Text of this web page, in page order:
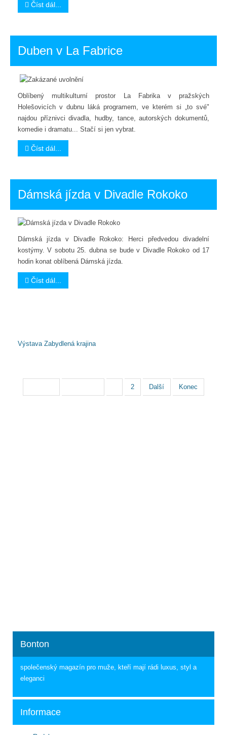
Číst dál...
Duben v La Fabrice
Oblíbený multikulturní prostor La Fabrika v pražských
Holešovicích v dubnu láká programem, ve kterém si „to své"
najdou příznivci divadla, hudby, tance, autorských dokumentů,
komedie i dramatu... Stačí si jen vybrat.
Číst dál...
Dámská jízda v Divadle Rokoko
Dámská jízda v Divadle Rokoko: Herci předvedou divadelní
kostýmy. V sobotu 25. dubna se bude v Divadle Rokoko od 17
hodin konat oblíbená Dámská jízda.
Číst dál...
Výstava Zabydlená krajina
2 Další Konec
Bonton
společenský magazín pro muže, kteří mají rádi luxus, styl a
eleganci
Informace